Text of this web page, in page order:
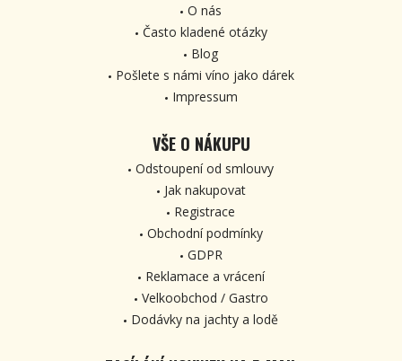
O nás
Často kladené otázky
Blog
Pošlete s námi víno jako dárek
Impressum
VŠE O NÁKUPU
Odstoupení od smlouvy
Jak nakupovat
Registrace
Obchodní podmínky
GDPR
Reklamace a vrácení
Velkoobchod / Gastro
Dodávky na jachty a lodě